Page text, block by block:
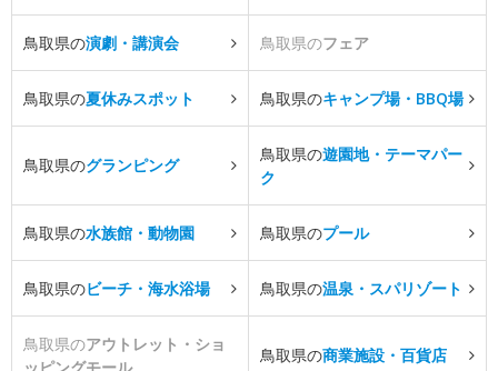
鳥取県の演劇・講演会 鳥取県のフェア
鳥取県の夏休みスポット 鳥取県のキャンプ場・BBQ場
鳥取県のグランピング
鳥取県の遊園地・テーマパー
ク
鳥取県の水族館・動物園 鳥取県のプール
鳥取県のビーチ・海水浴場 鳥取県の温泉・スパリゾート
鳥取県のアウトレット・ショ
鳥取県の商業施設・百貨店